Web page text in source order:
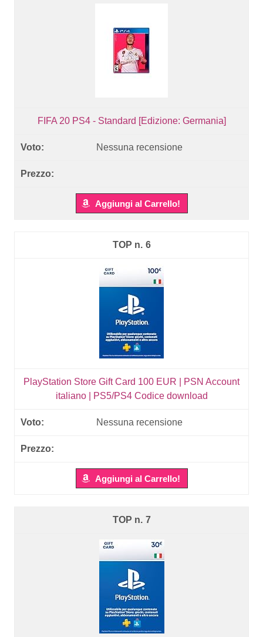
FIFA 20 PS4 - Standard [Edizione: Germania]
Nessuna recensione
Aggiungi al Carrello!
6
PlayStation Store Gift Card 100 EUR | PSN Account
italiano | PS5/PS4 Codice download
Nessuna recensione
Aggiungi al Carrello!
7